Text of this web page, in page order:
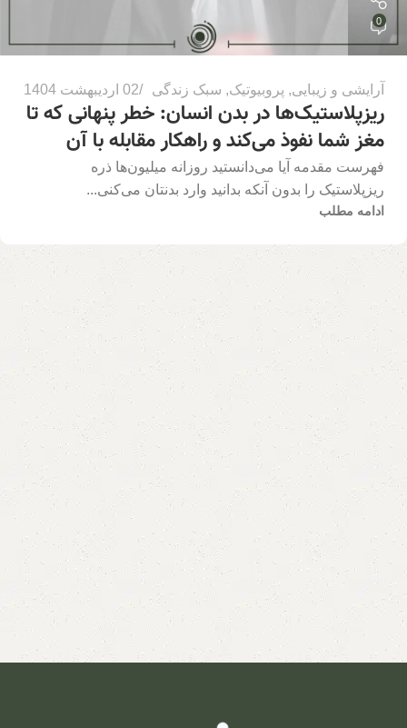
0
آرایشی و زیبایی, پروبیوتیک, سبک زندگی 02 اردیبهشت 1404
ریزپلاستیک‌ها در بدن انسان: خطر پنهانی که تا
مغز شما نفوذ می‌کند و راهکار مقابله با آن
فهرست مقدمه آیا می‌دانستید روزانه میلیون‌ها ذره
ریزپلاستیک را بدون آنکه بدانید وارد بدنتان می‌کنی...
ادامه مطلب